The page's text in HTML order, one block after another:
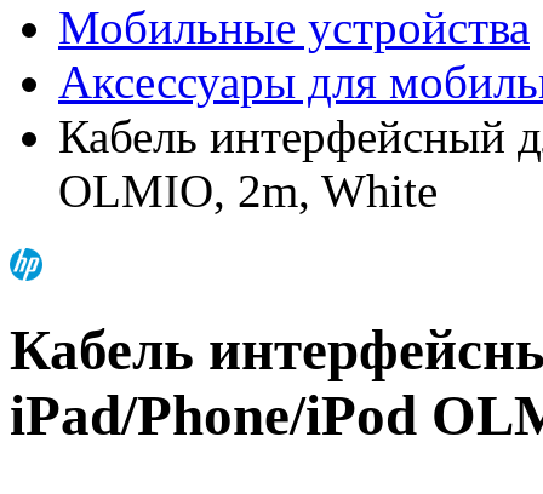
Мобильные устройства
Аксессуары для
Кабель интерфейсный
OLMIO, 2m, White
Кабель
iPad/Phone/iPod